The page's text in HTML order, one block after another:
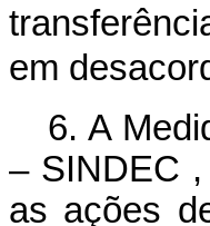
em
6. A
– SINDEC
as ações